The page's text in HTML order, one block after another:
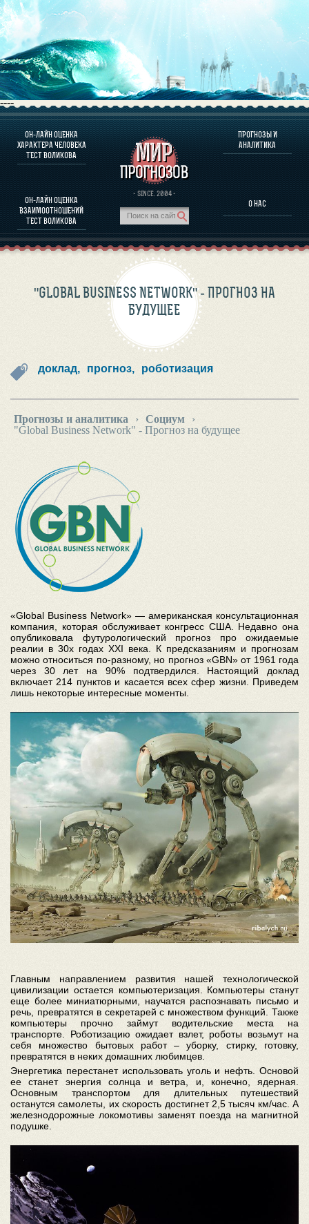
----
ОН-ЛАЙН ОЦЕНКА
ХАРАКТЕРА ЧЕЛОВЕКА
ТЕСТ ВОЛИКОВА
ОН-ЛАЙН ОЦЕНКА
ВЗАИМООТНОШЕНИЙ
ТЕСТ ВОЛИКОВА
· SINCE. 2004 ·
ПРОГНОЗЫ И
АНАЛИТИКА
О НАС
О ПРОГРАММЕ
ОЦЕНКА ХАРАКТЕРA ЧЕЛОВЕКА
ОЦЕНКА ХАРАКТЕРА ВЫДАЮЩИХСЯ ЛИЧНОСТЕЙ
О ПРОГРАММЕ
ПРОГНОЗЫ И АНАЛИТИКА
"GLOBAL BUSINESS NETWORK" - ПРОГНОЗ НА
БУДУЩЕЕ
доклад, прогноз, роботизация
Прогнозы и аналитика › Социум
›
"Global Business Network" - Прогноз на будущее
«Global Business Network» — американская консультационная
компания, которая обслуживает конгресс США. Недавно она
опубликовала футурологический прогноз про ожидаемые
реалии в 30х годах XXI века. К предсказаниям и прогнозам
можно относиться по-разному, но прогноз «GBN» от 1961 года
через 30 лет на 90% подтвердился. Настоящий доклад
включает 214 пунктов и касается всех сфер жизни. Приведем
лишь некоторые интересные моменты.
Главным направлением развития нашей технологической
цивилизации остается компьютеризация. Компьютеры станут
еще более миниатюрными, научатся распознавать письмо и
речь, превратятся в секретарей с множеством функций. Также
компьютеры прочно займут водительские места на
транспорте. Роботизацию ожидает взлет, роботы возьмут на
себя множество бытовых работ – уборку, стирку, готовку,
превратятся в неких домашних любимцев.
Энергетика перестанет использовать уголь и нефть. Основой
ее станет энергия солнца и ветра, и, конечно, ядерная.
Основным транспортом для длительных путешествий
останутся самолеты, их скорость достигнет 2,5 тысяч км/час. А
железнодорожные локомотивы заменят поезда на магнитной
подушке.